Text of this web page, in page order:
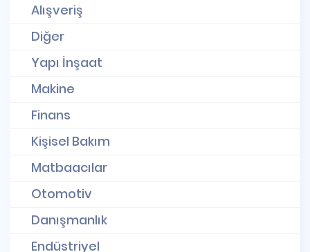
Alışveriş
Diğer
Yapı İnşaat
Makine
Finans
Kişisel Bakım
Matbaacılar
Otomotiv
Danışmanlık
Endüstriyel